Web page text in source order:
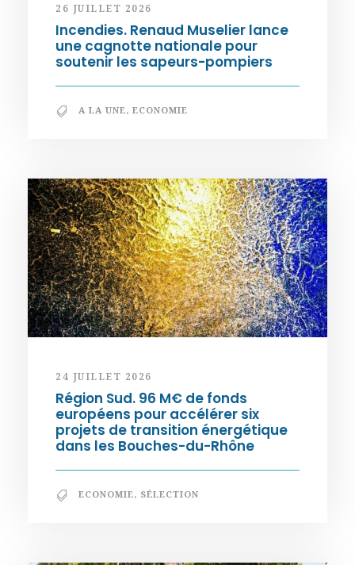
26 JUILLET 2026
Incendies. Renaud Muselier lance
une cagnotte nationale pour
soutenir les sapeurs-pompiers
A LA UNE, ECONOMIE
24 JUILLET 2026
Région Sud. 96 M€ de fonds
européens pour accélérer six
projets de transition énergétique
dans les Bouches-du-Rhône
ECONOMIE, SÉLECTION